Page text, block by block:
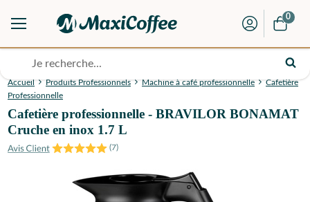
0
Accueil Produits Professionnels Machine à café professionnelle
Cafetière
Professionnelle
Cafetière professionnelle - BRAVILOR BONAMAT
Cruche en inox 1.7 L
(7)